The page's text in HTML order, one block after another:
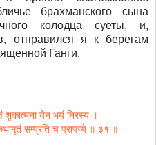
брахманского сына
колодца суеты, и,
отправился я к берегам
Ганги.
शुकात्मना येन भयं निरस्य ।
सम्प्रति च प्रापय्ये ॥ ३१ ॥